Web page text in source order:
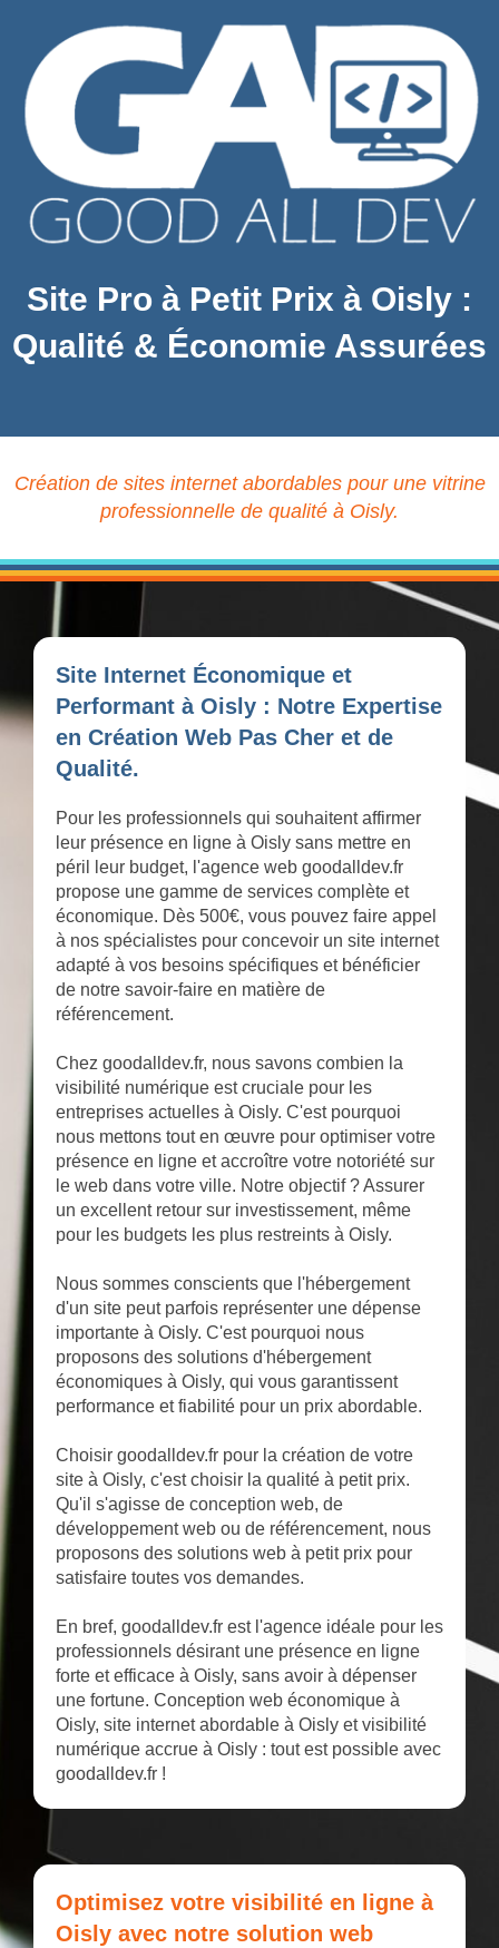
Site Pro à Petit Prix à Oisly :
Qualité & Économie Assurées
Création de sites internet abordables pour une vitrine
professionnelle de qualité à Oisly.
Site Internet Économique et
Performant à Oisly : Notre Expertise
en Création Web Pas Cher et de
Qualité.
Pour les professionnels qui souhaitent affirmer
leur présence en ligne à Oisly sans mettre en
péril leur budget, l'agence web goodalldev.fr
propose une gamme de services complète et
économique. Dès 500€, vous pouvez faire appel
à nos spécialistes pour concevoir un site internet
adapté à vos besoins spécifiques et bénéficier
de notre savoir-faire en matière de
référencement.
Chez goodalldev.fr, nous savons combien la
visibilité numérique est cruciale pour les
entreprises actuelles à Oisly. C'est pourquoi
nous mettons tout en œuvre pour optimiser votre
présence en ligne et accroître votre notoriété sur
le web dans votre ville. Notre objectif ? Assurer
un excellent retour sur investissement, même
pour les budgets les plus restreints à Oisly.
Nous sommes conscients que l'hébergement
d'un site peut parfois représenter une dépense
importante à Oisly. C'est pourquoi nous
proposons des solutions d'hébergement
économiques à Oisly, qui vous garantissent
performance et fiabilité pour un prix abordable.
Choisir goodalldev.fr pour la création de votre
site à Oisly, c'est choisir la qualité à petit prix.
Qu'il s'agisse de conception web, de
développement web ou de référencement, nous
proposons des solutions web à petit prix pour
satisfaire toutes vos demandes.
En bref, goodalldev.fr est l'agence idéale pour les
professionnels désirant une présence en ligne
forte et efficace à Oisly, sans avoir à dépenser
une fortune. Conception web économique à
Oisly, site internet abordable à Oisly et visibilité
numérique accrue à Oisly : tout est possible avec
goodalldev.fr !
Optimisez votre visibilité en ligne à
Oisly avec notre solution web